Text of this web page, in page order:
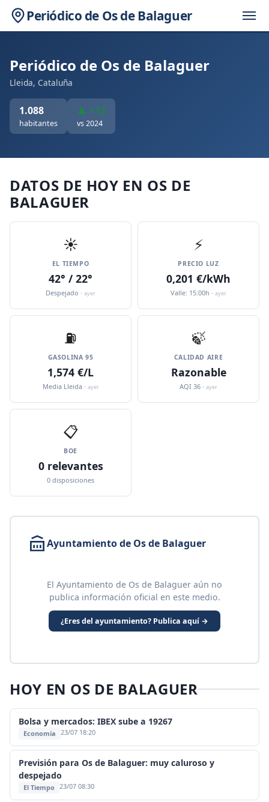
Periódico de Os de Balaguer
Periódico de Os de Balaguer
Lleida, Cataluña
1.088
habitantes
▲ +13
vs 2024
DATOS DE HOY EN OS DE
BALAGUER
☀️
EL TIEMPO
42° / 22°
Despejado · ayer
⚡
PRECIO LUZ
0,201 €/kWh
Valle: 15:00h · ayer
⛽️
GASOLINA 95
1,574 €/L
Media Lleida · ayer
🍃
CALIDAD AIRE
Razonable
AQI 36 · ayer
📋
BOE
0 relevantes
0 disposiciones
Ayuntamiento de Os de Balaguer
El Ayuntamiento de Os de Balaguer aún no
publica información oficial en este medio.
¿Eres del ayuntamiento? Publica aquí →
HOY EN OS DE BALAGUER
Bolsa y mercados: IBEX sube a 19267
Economía 23/07 18:20
Previsión para Os de Balaguer: muy caluroso y
despejado
El Tiempo 23/07 08:30